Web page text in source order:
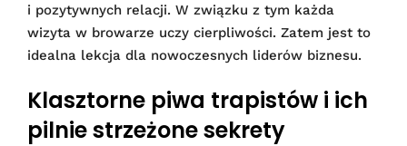
i pozytywnych relacji. W związku z tym każda
wizyta w browarze uczy cierpliwości. Zatem jest to
idealna lekcja dla nowoczesnych liderów biznesu.
Klasztorne piwa trapistów i ich
pilnie strzeżone sekrety